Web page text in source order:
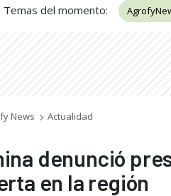
Temas del momento:
News Actualidad
denunció
en la región